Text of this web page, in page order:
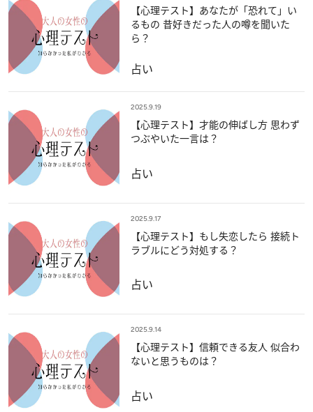
【心理テスト】あなたが「恐れて」い
るもの 昔好きだった人の噂を聞いた
ら？
占い
2025.9.19
【心理テスト】才能の伸ばし方 思わず
つぶやいた一言は？
占い
2025.9.17
【心理テスト】もし失恋したら 接続ト
ラブルにどう対処する？
占い
2025.9.14
【心理テスト】信頼できる友人 似合わ
ないと思うものは？
占い